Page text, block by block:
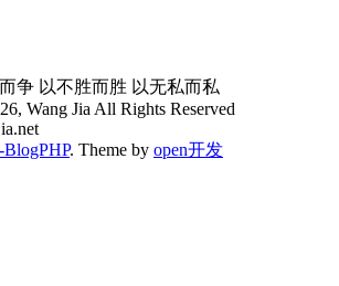
争 以不胜而胜 以无私而私
Wang Jia All Rights Reserved
BlogPHP. Theme by open开发